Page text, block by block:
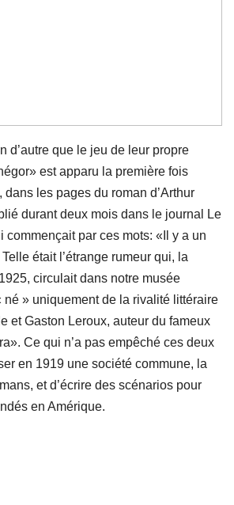
d’autre que le jeu de leur propre
est apparu la première fois
les pages du roman d’Arthur
durant deux mois dans le journal Le
commençait par ces mots: «Il y a un
était l’étrange rumeur qui, la
circulait dans notre musée
né » uniquement de la rivalité littéraire
et Gaston Leroux, auteur du fameux
Ce qui n’a pas empêché ces deux
en 1919 une société commune, la
et d’écrire des scénarios pour
en Amérique.